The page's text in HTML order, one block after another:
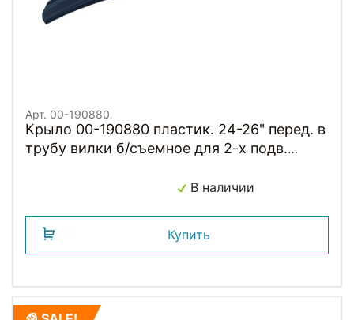
Арт. 00-190880
Крыло 00-190880 пластик. 24-26" перед. в
трубу вилки б/съемное для 2-х подв.
В наличии
Купить